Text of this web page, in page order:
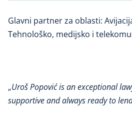
Glavni partner za oblasti:
Tehnološko, medijsko i
„Uroš Popović is an exceptional
supportive and always ready to